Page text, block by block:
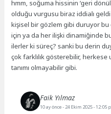
hmm, soğuma hissinin ‘geri
olduğu vurgusu biraz iddialı
kişisel bir gözlem gibi duruyor
için ya da her ilişki dinamiğinde
ilerler ki süreç? sanki bu derin
çok farklılık gösterebilir, herkese
tanımı olmayabilir gibi.
Faik Yılmaz
10 ay önce- 24 Ekim 2025 - 12:05